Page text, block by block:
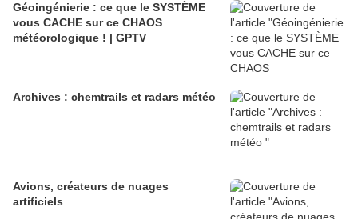
Géoingénierie : ce que le SYSTÈME
vous CACHE sur ce CHAOS
météorologique ! | GPTV
Archives : chemtrails et radars météo
Avions, créateurs de nuages
artificiels